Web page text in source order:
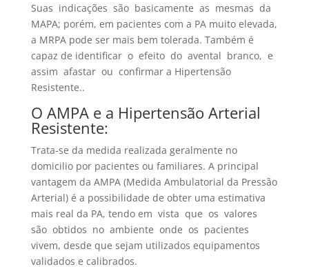
Suas indicações são basicamente as mesmas da
MAPA; porém, em pacientes com a PA muito elevada,
a MRPA pode ser mais bem tolerada. Também é
capaz de identificar o efeito do avental branco, e
assim afastar ou confirmar a Hipertensão
Resistente..
O AMPA e a Hipertensão Arterial
Resistente:
Trata-se da medida realizada geralmente no
domicilio por pacientes ou familiares. A principal
vantagem da AMPA (Medida Ambulatorial da Pressão
Arterial) é a possibilidade de obter uma estimativa
mais real da PA, tendo em vista que os valores
são obtidos no ambiente onde os pacientes
vivem, desde que sejam utilizados equipamentos
validados e calibrados.